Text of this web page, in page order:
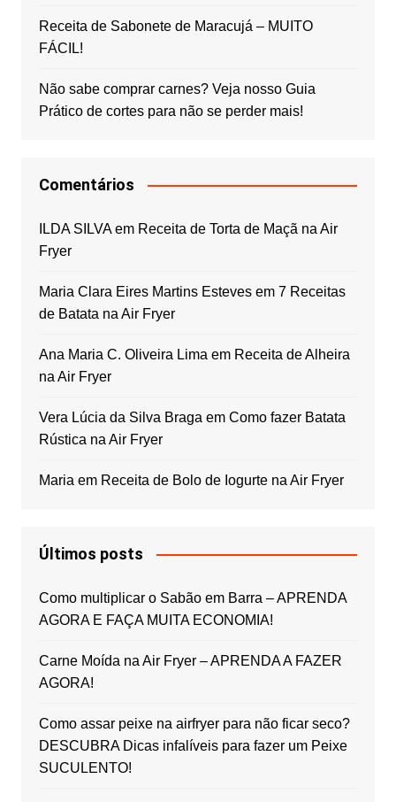
Receita de Sabonete de Maracujá – MUITO
FÁCIL!
Não sabe comprar carnes? Veja nosso Guia
Prático de cortes para não se perder mais!
Comentários
ILDA SILVAem Receita de Torta de Maçã na Air
Fryer
Maria Clara Eires Martins Estevesem 7 Receitas
de Batata na Air Fryer
Ana Maria C. Oliveira Lima em Receita de Alheira
na Air Fryer
Vera Lúcia da Silva Braga em Como fazer Batata
Rústica na Air Fryer
Maria em Receita de Bolo de Iogurte na Air Fryer
Últimos posts
Como multiplicar o Sabão em Barra – APRENDA
AGORA E FAÇA MUITA ECONOMIA!
Carne Moída na Air Fryer – APRENDA A FAZER
AGORA!
Como assar peixe na airfryer para não ficar seco?
DESCUBRA Dicas infalíveis para fazer um Peixe
SUCULENTO!